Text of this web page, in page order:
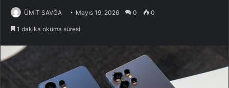
ÜMİT SAVĞA Mayıs 19, 2026 0 0
1 dakika okuma süresi